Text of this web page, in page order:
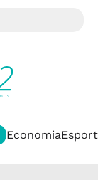
Economia